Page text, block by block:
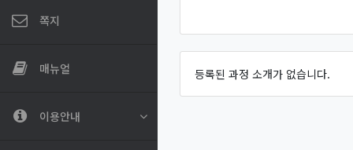
쪽지
매뉴얼
이용안내
등록된 과정 소개가 없습니다.